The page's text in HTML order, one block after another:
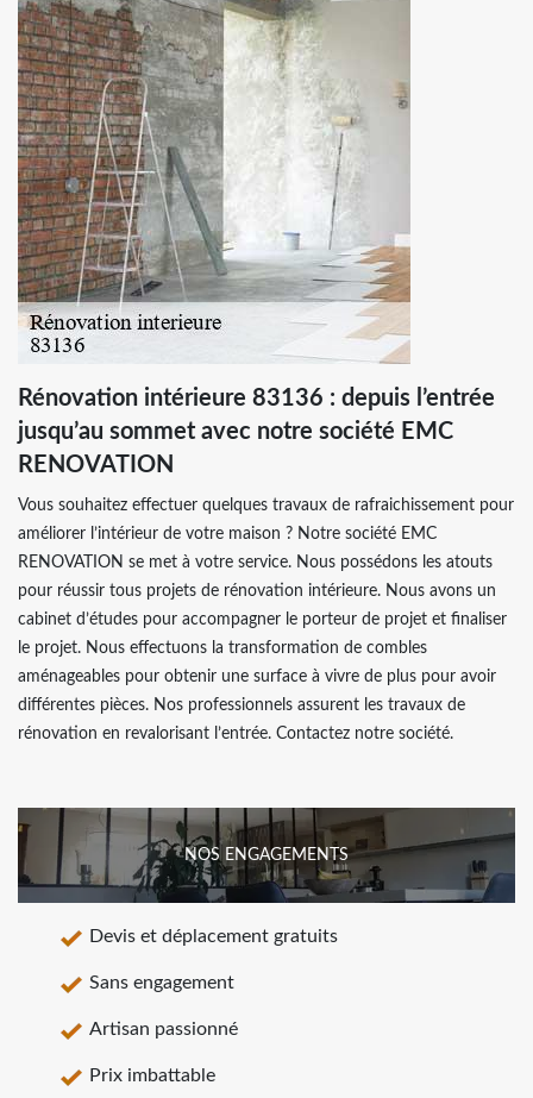
Rénovation intérieure 83136 : depuis l’entrée
jusqu’au sommet avec notre société EMC
RENOVATION
Vous souhaitez effectuer quelques travaux de rafraichissement pour
améliorer l’intérieur de votre maison ? Notre société EMC
RENOVATION se met à votre service. Nous possédons les atouts
pour réussir tous projets de rénovation intérieure. Nous avons un
cabinet d’études pour accompagner le porteur de projet et finaliser
le projet. Nous effectuons la transformation de combles
aménageables pour obtenir une surface à vivre de plus pour avoir
différentes pièces. Nos professionnels assurent les travaux de
rénovation en revalorisant l’entrée. Contactez notre société.
NOS ENGAGEMENTS
Devis et déplacement gratuits
Sans engagement
Artisan passionné
Prix imbattable